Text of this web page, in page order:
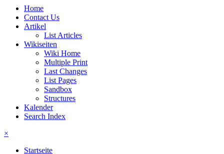
Home
Contact Us
Artikel
List Articles
Wikiseiten
Wiki Home
Multiple Print
Last Changes
List Pages
Sandbox
Structures
Kalender
Search Index
×
Startseite